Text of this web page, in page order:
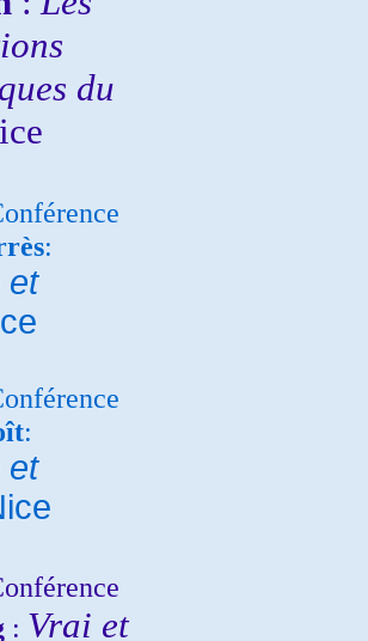
du
:
et
:
et
: Vrai et